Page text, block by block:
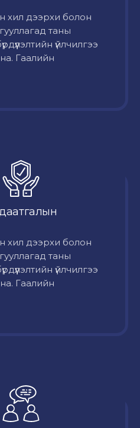
хил дээрхи болон
таны
үйлчилгээ
Гаалийн
хил дээрхи болон
таны
үйлчилгээ
Гаалийн